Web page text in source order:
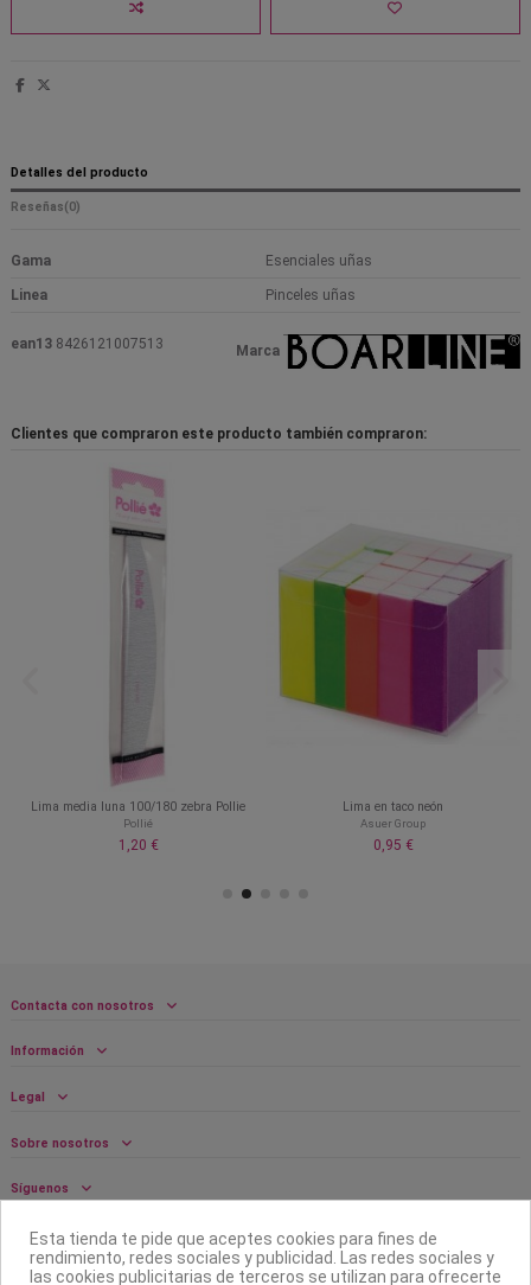
Detalles del producto
Reseñas(0)
Gama Esenciales uñas
Linea Pinceles uñas
Marca
ean13 8426121007513
Clientes que compraron este producto también compraron:
Lima media luna 100/180 zebra Pollie
Pollié
1,20 €
Lima en taco neón
Asuer Group
0,95 €
Contacta con nosotros
Información
Legal
Sobre nosotros
Síguenos
Boletín
Esta tienda te pide que aceptes cookies para fines de
rendimiento, redes sociales y publicidad. Las redes sociales y
las cookies publicitarias de terceros se utilizan para ofrecerte